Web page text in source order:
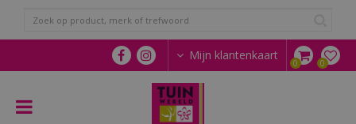
n
a
Mijn klantenkaart